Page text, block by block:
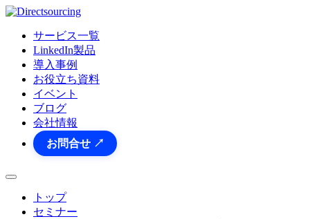
サービス一覧
LinkedIn製品
導入事例
お役立ち資料
イベント
ブログ
会社情報
お問合せ ↗
トップ
セミナー